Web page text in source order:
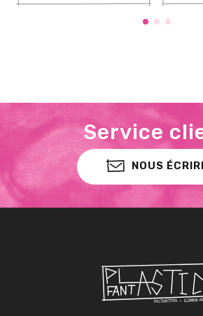
Service
NOUS